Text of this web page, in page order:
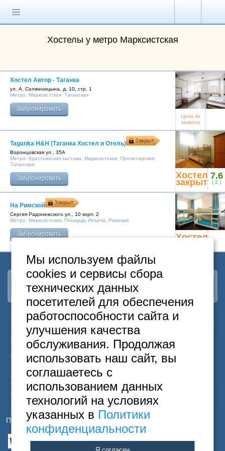
Хостелы у метро Марксистская
Хостел Автор - Таганка
ул. А. Солженицына, д. 10, стр. 1
Метро: Марксистская Таганская
Забронировать
Цена по
запросу
Taganka H&H (Таганка Хостел и Отель)
Воронцовская ул., 35А
Метро: Крестьянская застава Марксистская Пролетарская
Таганская
Забронировать Хостел
закрыт
7.6
( 2 )
На Римской
Сергия Радонежского ул., 10 корп. 2
Метро: Марксистская Площадь Ильича Римская
Забронировать Хостел
Наша группа ВКонтакте
Москва
Санкт-Петербург
Бесплатный
+7 495 646-74-40
+7 812
418-22-18
8 800 222-58-32
© 2015 Hostels of Moscow. Все права защищены.
Согласие на обработку персональных данных
Политика конфиденциальности
Договор оферты
Принимаем к оплате
Мы используем файлы
cookies и сервисы сбора
технических данных
посетителей для обеспечения
работоспособности сайта и
улучшения качества
обслуживания. Продолжая
использовать наш сайт, вы
соглашаетесь с
использованием данных
технологий на условиях
указанных в Политики
конфиденциальности
Поиск хостела
Отзывы о
хостелах
Каталог хостелов
Как оплатить
Контакты
Наши группы
в социальных сетях
Бесплатный по России
8 (800) 222-58-32
Москва
+7 (495) 646-74-40
+7 (812) 418-22-18
Полная версия сайта